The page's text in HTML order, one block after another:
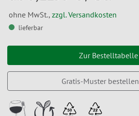
ohne MwSt., zzgl. Versandkosten
lieferbar
Zur Bestelltabelle
Gratis-Muster bestellen